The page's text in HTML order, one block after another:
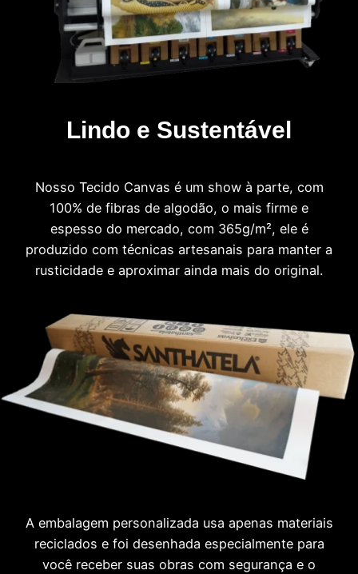
Lindo e Sustentável
Nosso Tecido Canvas é um show à parte, com
100% de fibras de algodão, o mais firme e
espesso do mercado, com 365g/m², ele é
produzido com técnicas artesanais para manter a
rusticidade e aproximar ainda mais do original.
A embalagem personalizada usa apenas materiais
reciclados e foi desenhada especialmente para
você receber suas obras com segurança e o